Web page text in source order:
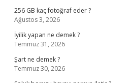
256 GB kaç fotoğraf eder ?
Ağustos 3, 2026
İyilik yapan ne demek ?
Temmuz 31, 2026
Şart ne demek ?
Temmuz 30, 2026